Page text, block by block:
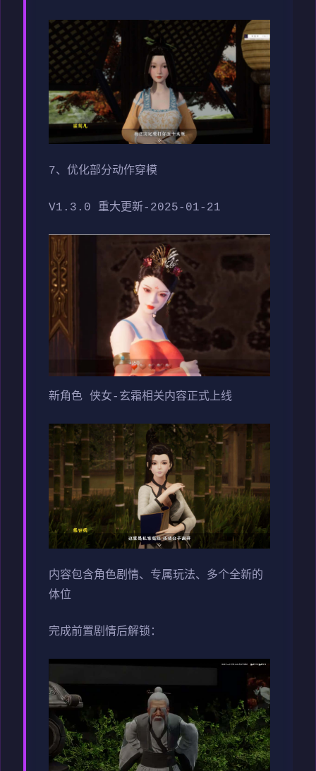
7、优化部分动作穿模
V1.3.0 重大更新-2025-01-21
新角色 侠女-玄霜相关内容正式上线
内容包含角色剧情、专属玩法、多个全新的
体位
完成前置剧情后解锁：